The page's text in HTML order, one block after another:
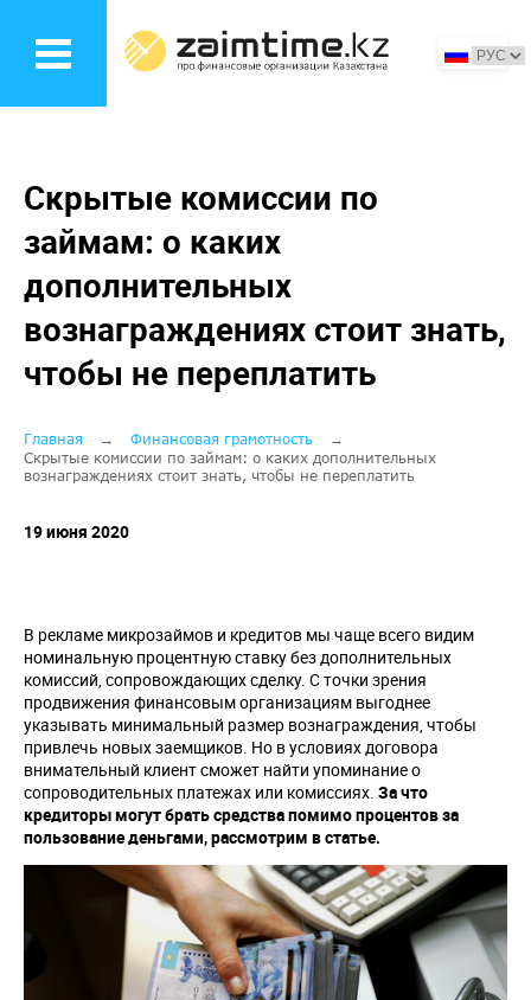
основному
Скрытые комиссии по
займам: о каких
дополнительных
вознаграждениях стоит знать,
чтобы не переплатить
Строка
навигации
Главная
Финансовая грамотность
Скрытые комиссии по займам: о каких дополнительных
вознаграждениях стоит знать, чтобы не переплатить
19 июня 2020
В рекламе микрозаймов и кредитов мы чаще всего видим
номинальную процентную ставку без дополнительных
комиссий, сопровождающих сделку. С точки зрения
продвижения финансовым организациям выгоднее
указывать минимальный размер вознаграждения, чтобы
привлечь новых заемщиков. Но в условиях договора
внимательный клиент сможет найти упоминание о
сопроводительных платежах или комиссиях. За что
кредиторы могут брать средства помимо процентов за
пользование деньгами, рассмотрим в статье.